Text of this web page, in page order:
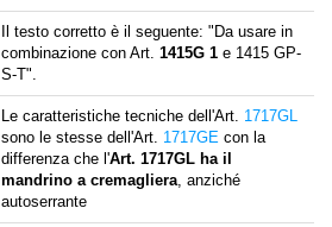
Il testo corretto è il seguente: "Da usare in
combinazione con Art. 1415G 1 e 1415 GP-
S-T".
Le caratteristiche tecniche dell'Art. 1717GL
sono le stesse dell'Art. 1717GE con la
differenza che l'Art. 1717GL ha il
mandrino a cremagliera, anziché
autoserrante